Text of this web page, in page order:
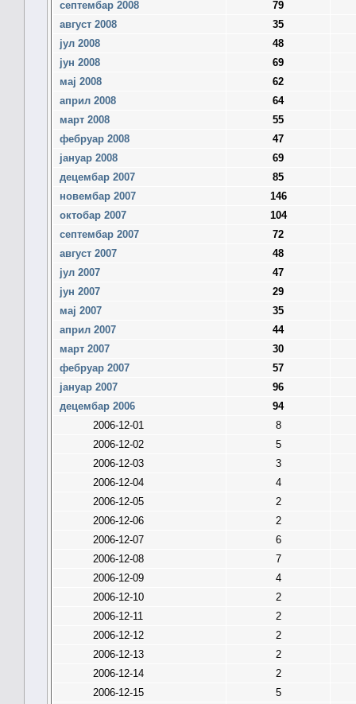
септембар 2008
79
август 2008
35
јул 2008
48
јун 2008
69
мај 2008
62
април 2008
64
март 2008
55
фебруар 2008
47
јануар 2008
69
децембар 2007
85
новембар 2007
146
октобар 2007
104
септембар 2007
72
август 2007
48
јул 2007
47
јун 2007
29
мај 2007
35
април 2007
44
март 2007
30
фебруар 2007
57
јануар 2007
96
децембар 2006
94
2006-12-01
8
2006-12-02
5
2006-12-03
3
2006-12-04
4
2006-12-05
2
2006-12-06
2
2006-12-07
6
2006-12-08
7
2006-12-09
4
2006-12-10
2
2006-12-11
2
2006-12-12
2
2006-12-13
2
2006-12-14
2
2006-12-15
5